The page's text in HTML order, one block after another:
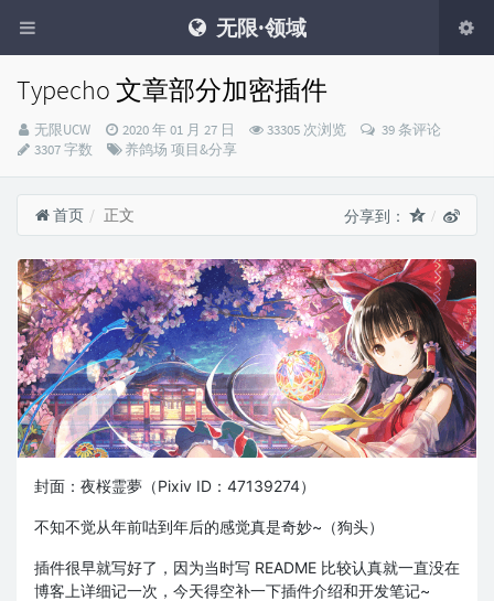
无限·领域
Typecho 文章部分加密插件
Blog
Master：
无限UCW
发
布
2020 年 01 月 27 日 33305 次浏览
39 条评论
3307 字数
分
养鸽场 项目&分享
首页 正文 分享到：
封面：夜桜霊夢（Pixiv ID：47139274）
不知不觉从年前咕到年后的感觉真是奇妙~（狗头）
插件很早就写好了，因为当时写 README 比较认真就一直没在
博客上详细记一次，今天得空补一下插件介绍和开发笔记~